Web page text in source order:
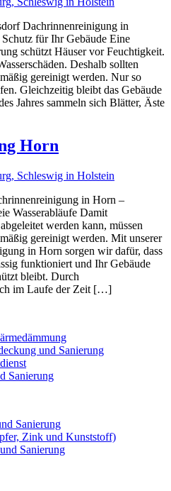
Dachrinnenreinigung in
für Ihr Gebäude Eine
schützt Häuser vor Feuchtigkeit.
Deshalb sollten
gereinigt werden. Nur so
Gleichzeitig bleibt das Gebäude
Jahres sammeln sich Blätter, Äste
Horn
in Horn –
Wasserabläufe Damit
werden kann, müssen
gereinigt werden. Mit unserer
in Horn sorgen wir dafür, dass
funktioniert und Ihr Gebäude
bleibt. Durch
im Laufe der Zeit […]
und Sanierung
Sanierung
Sanierung
Zink und Kunststoff)
Sanierung